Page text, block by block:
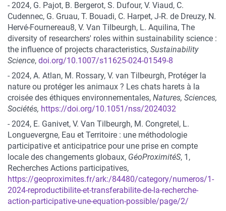
- 2024, G. Pajot, B. Bergerot, S. Dufour, V. Viaud, C.
Cudennec, G. Gruau, T. Bouadi, C. Harpet, J-R. de Dreuzy, N.
Hervé-Fournereau8, V. Van Tilbeurgh, L. Aquilina, The
diversity of researchers' roles within sustainability science :
the influence of projects characteristics, Sustainability
Science, doi.org/10.1007/s11625-024-01549-8
- 2024, A. Atlan, M. Rossary, V. van Tilbeurgh, Protéger la
nature ou protéger les animaux ? Les chats harets à la
croisée des éthiques environnementales, Natures, Sciences,
Sociétés, https://doi.org/10.1051/nss/2024032
- 2024, E. Ganivet, V. Van Tilbeurgh, M. Congretel, L.
Longuevergne, Eau et Territoire : une méthodologie
participative et anticipatrice pour une prise en compte
locale des changements globaux, GéoProximitéS, 1,
Recherches Actions participatives,
https://geoproximites.fr/ark:/84480/category/numeros/1-
2024-reproductibilite-et-transferabilite-de-la-recherche-
action-participative-une-equation-possible/page/2/